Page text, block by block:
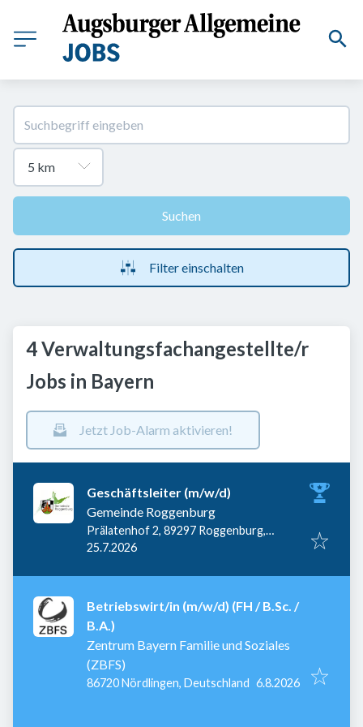
Suchen
Filter einschalten
4 Verwaltungsfachangestellte/r
Jobs in Bayern
Jetzt Job-Alarm aktivieren!
Geschäftsleiter (m/w/d)
Gemeinde Roggenburg
Prälatenhof 2, 89297 Roggenburg,
Deutschland
Veröffentlicht
25.7.2026
Betriebswirt/in (m/w/d) (FH / B.Sc. /
B.A.)
Zentrum Bayern Familie und Soziales
(ZBFS)
86720 Nördlingen, Deutschland Veröffentlicht
6.8.2026